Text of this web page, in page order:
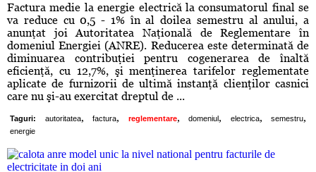
Factura medie la energie electrică la consumatorul final se
va reduce cu 0,5 - 1% în al doilea semestru al anului, a
anunţat joi Autoritatea Naţională de Reglementare în
domeniul Energiei (ANRE). Reducerea este determinată de
diminuarea contribuţiei pentru cogenerarea de înaltă
eficienţă, cu 12,7%, şi menţinerea tarifelor reglementate
aplicate de furnizorii de ultimă instanţă clienţilor casnici
care nu şi-au exercitat dreptul de ...
Taguri: autoritatea, factura, reglementare, domeniul , electrica, semestru,
energie